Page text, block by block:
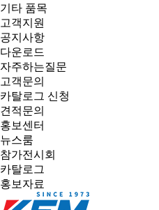
기타 품목
고객지원
공지사항
다운로드
자주하는질문
고객문의
카탈로그 신청
견적문의
홍보센터
뉴스룸
참가전시회
카탈로그
홍보자료